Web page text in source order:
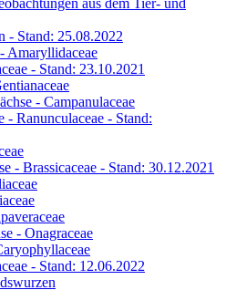
aus dem Tier- und
- Stand: 25.08.2022
Amaryllidaceae
- Stand: 23.10.2021
- Campanulaceae
- Ranunculaceae - Stand:
- Brassicaceae - Stand: 30.12.2021
- Onagraceae
- Stand: 12.06.2022